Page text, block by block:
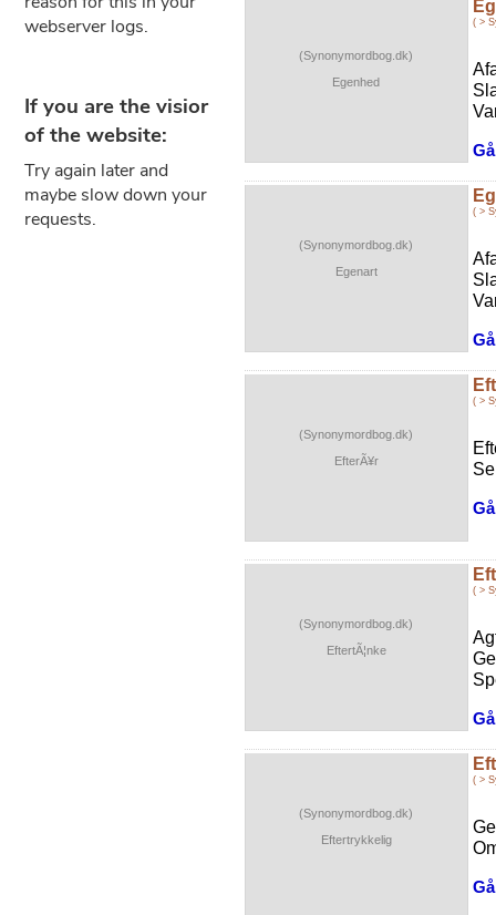
(Synonymordbog.dk)
Egenhed
( >
(Synonymordbog.dk)
Egenart
( >
(Synonymordbog.dk)
EfterÃ¥r
( >
(Synonymordbog.dk)
EftertÃ¦nke
( >
(Synonymordbog.dk)
Eftertrykkelig
( >